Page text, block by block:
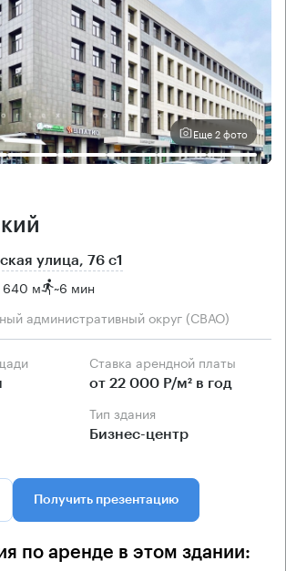
Еще 2 фото
улица, 76 с1
640 м ~6 мин
административный округ (СВАО)
Ставка арендной платы
от 22 000 Р/м² в год
Тип здания
Бизнес-центр
Получить презентацию
по аренде в этом здании: